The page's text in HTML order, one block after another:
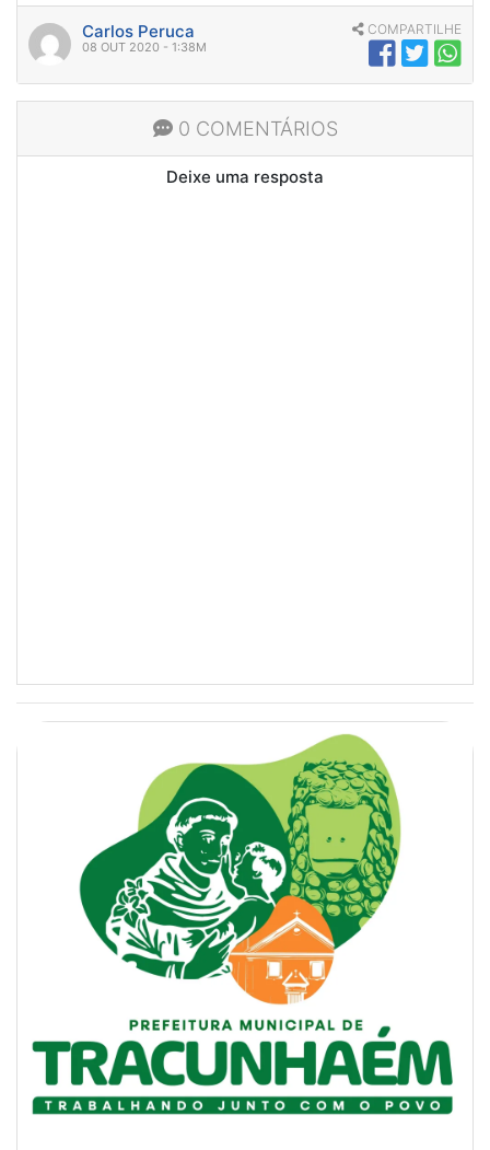
Carlos Peruca
08 OUT 2020 - 1:38M
COMPARTILHE
0 COMENTÁRIOS
Deixe uma resposta